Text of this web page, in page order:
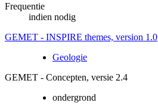
Frequentie
indien nodig
GEMET - INSPIRE themes, version 1.0
Geologie
GEMET - Concepten, versie 2.4
ondergrond